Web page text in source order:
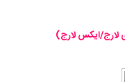
لارج/ایکس لارج)